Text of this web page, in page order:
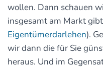
wollen. Dann schauen
insgesamt am Markt gibt
Eigentümerdarlehen).
wir dann die für Sie
heraus. Und im